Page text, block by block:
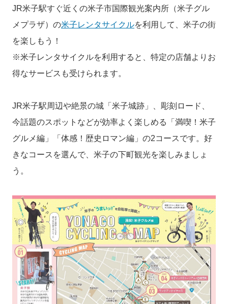
JR米子駅すぐ近くの米子市国際観光案内所（米子グル
メプラザ）の米子レンタサイクルを利用して、米子の街
を楽しもう！
※米子レンタサイクルを利用すると、特定の店舗よりお
得なサービスも受けられます。
JR米子駅周辺や絶景の城「米子城跡」、彫刻ロード、
今話題のスポットなどが効率よく楽しめる「満喫！米子
グルメ編」「体感！歴史ロマン編」の2コースです。好
きなコースを選んで、米子の下町観光を楽しみましょ
う。